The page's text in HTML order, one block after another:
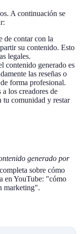
A continuación se
de contar con la
su contenido. Esto
legales.
contenido generado es
las reseñas o
forma profesional.
los creadores de
tu comunidad y restar
generado por
sobre cómo
en YouTube: "cómo
marketing".